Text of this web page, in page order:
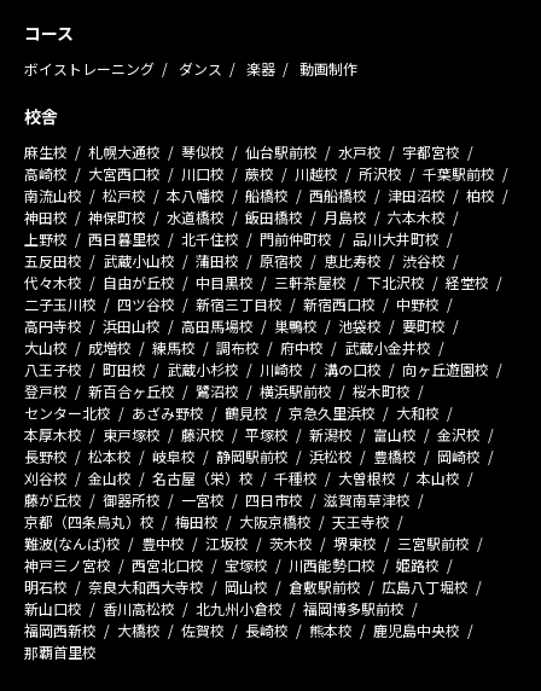
コース
ボイストレーニング ダンス 楽器 動画制作
校舎
麻生校 札幌大通校 琴似校 仙台駅前校 水戸校
宇都宮校
高崎校
大宮西口校 川口校 蕨校 川越校 所沢校
千葉駅前校
南流山校
松戸校 本八幡校 船橋校 西船橋校 津田沼校
柏校
神田校
神保町校 水道橋校 飯田橋校 月島校
六本木校
上野校
西日暮里校 北千住校 門前仲町校
品川大井町校
五反田校
武蔵小山校 蒲田校 原宿校 恵比寿校
渋谷校
代々木校
自由が丘校 中目黒校 三軒茶屋校 下北沢校
経堂校
二子玉川校
四ツ谷校 新宿三丁目校 新宿西口校
中野校
高円寺校
浜田山校 高田馬場校 巣鴨校 池袋校
要町校
大山校
成増校 練馬校 調布校 府中校
武蔵小金井校
八王子校
町田校 武蔵小杉校 川崎校 溝の口校
向ヶ丘遊園校
登戸校
新百合ヶ丘校 鷺沼校 横浜駅前校
桜木町校
センター北校
あざみ野校 鶴見校 京急久里浜校
大和校
本厚木校
東戸塚校 藤沢校 平塚校 新潟校 富山校
金沢校
長野校
松本校 岐阜校 静岡駅前校 浜松校 豊橋校
岡崎校
刈谷校
金山校 名古屋（栄）校 千種校 大曽根校
本山校
藤が丘校
御器所校 一宮校 四日市校
滋賀南草津校
京都（四条烏丸）校
梅田校 大阪京橋校
天王寺校
難波(なんば)校
豊中校 江坂校 茨木校 堺東校
三宮駅前校
神戸三ノ宮校
西宮北口校 宝塚校 川西能勢口校
姫路校
明石校
奈良大和西大寺校 岡山校 倉敷駅前校
広島八丁堀校
新山口校
香川高松校 北九州小倉校
福岡博多駅前校
福岡西新校
大橋校 佐賀校 長崎校 熊本校
鹿児島中央校
那覇首里校